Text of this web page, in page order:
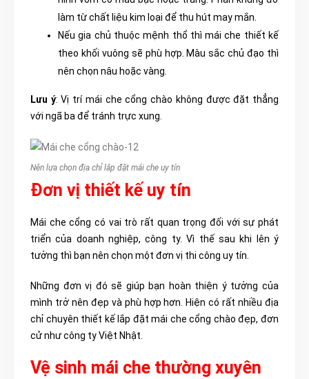
làm từ chất liệu kim loại để thu hút may mắn.
Nếu gia chủ thuộc mệnh thổ thì mái che thiết kế
theo khối vuông sẽ phù hợp. Màu sắc chủ đạo thì
nên chọn nâu hoặc vàng.
Lưu ý: Vị trí mái che cổng chào không được đặt thẳng
với ngã ba để tránh trực xung.
Nên lựa chọn địa chỉ lắp đặt mái che uy tín
Đơn vị thiết kế uy tín
Mái che cổng có vai trò rất quan trọng đối với sự phát
triển của doanh nghiệp, công ty. Vì thế sau khi lên ý
tưởng thì bạn nên chọn một đơn vị thi công uy tín.
Những đơn vị đó sẽ giúp bạn hoàn thiện ý tưởng của
mình trở nên đẹp và phù hợp hơn. Hiện có rất nhiều địa
chỉ chuyên thiết kế lắp đặt mái che cổng chào đẹp, đơn
cử như công ty Việt Nhật.
Vệ sinh mái che thường xuyên